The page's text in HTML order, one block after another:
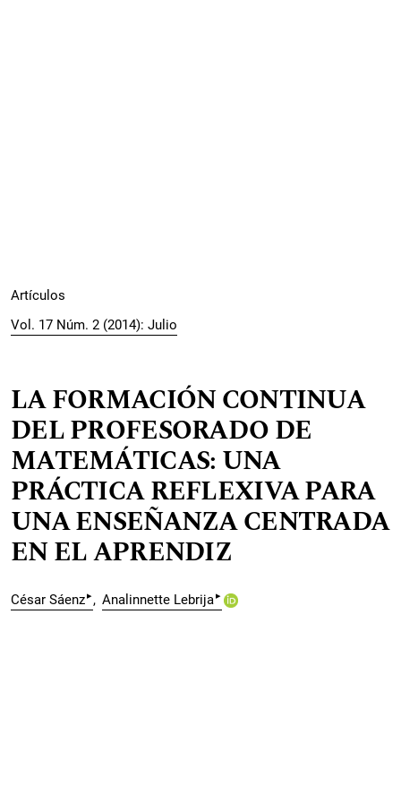
Artículos
Vol. 17 Núm. 2 (2014): Julio
LA FORMACIÓN CONTINUA
DEL PROFESORADO DE
MATEMÁTICAS: UNA
PRÁCTICA REFLEXIVA PARA
UNA ENSEÑANZA CENTRADA
EN EL APRENDIZ
César Sáenz▸ Analinnette Lebrija▸